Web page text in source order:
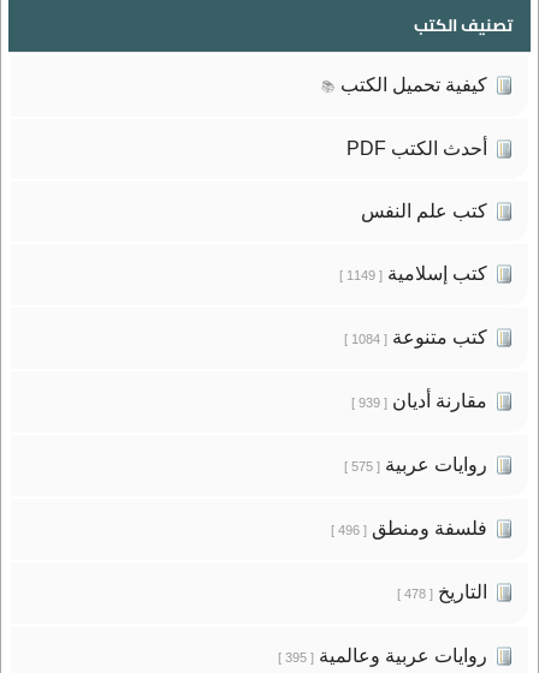
تصنيف الكتب
كيفية تحميل الكتب 📚
أحدث الكتب PDF
كتب علم النفس
كتب إسلامية[ 1149 ]
كتب متنوعة[ 1084 ]
مقارنة أديان[ 939 ]
روايات عربية[ 575 ]
فلسفة ومنطق[ 496 ]
التاريخ[ 478 ]
روايات عربية وعالمية[ 395 ]